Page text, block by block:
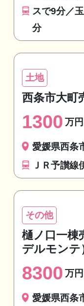
スで9分／
分
土地
西条市大町
1300 万円
愛媛県西条
ＪＲ予讃線
その他
樋ノ口一棟
デルモンテ
8300 万円
愛媛県西条